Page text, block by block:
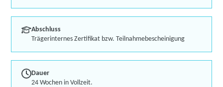
Abschluss
Trägerinternes Zertifikat bzw. Teilnahmebescheinigung
Dauer
24 Wochen in Vollzeit.